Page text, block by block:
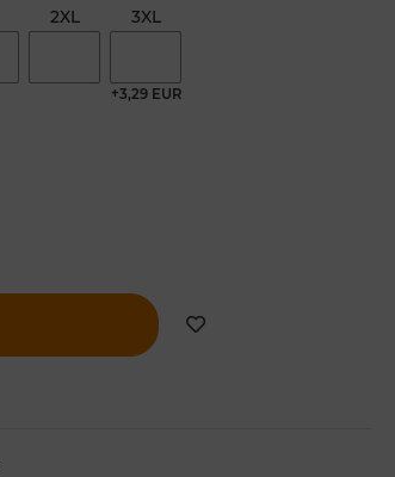
2XL 3XL
+3,29 EUR